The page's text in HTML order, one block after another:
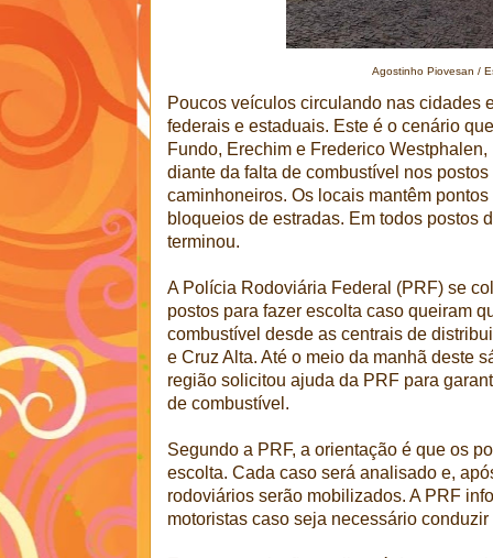
Agostinho Piovesan /
Poucos veículos circulando nas cidades
federais e estaduais. Este é o cenário
Fundo, Erechim e Frederico
diante da falta de combustível nos
caminhoneiros. Os locais mantêm
bloqueios de estradas. Em todos postos
terminou.
A Polícia Rodoviária Federal (PRF) se
postos para fazer escolta caso queiram
combustível desde as centrais de
e Cruz Alta. Até o meio da manhã deste
região solicitou ajuda da PRF para
de combustível.
Segundo a PRF, a orientação é que os
escolta. Cada caso será analisado e,
rodoviários serão mobilizados. A PRF
motoristas caso seja necessário